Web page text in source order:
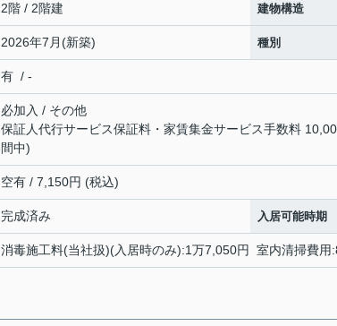
2階 / 2階建 建物構造
2026年7月(新築) 種別
有 / -
必加入 / その他
保証人代行サービス保証料・家賃集金サービス手数料
間中)
空有 / 7,150円 (税込)
完成済み 入居可能時期
消毒施工料(当社扱)(入居時のみ):1万7,050円 室内清掃費用